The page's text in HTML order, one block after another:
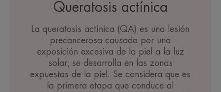
Queratosis actínica
La queratosis actínica (QA) es una lesión
precancerosa causada por una
exposición excesiva de la piel a la luz
solar; se desarrolla en las zonas
expuestas de la piel. Se considera que es
la primera etapa que conduce al